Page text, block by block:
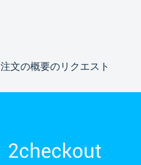
注文の概要のリクエスト